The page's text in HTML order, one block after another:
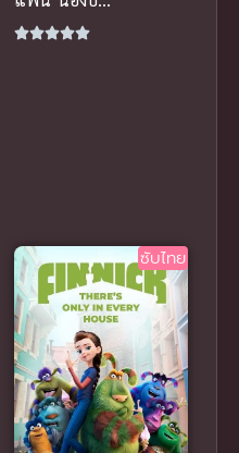
สาวพังก์ลายสัก
ซับไทย